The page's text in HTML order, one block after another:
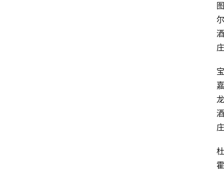
图
尔
酒
庄
宝
嘉
龙
酒
庄
杜
霍